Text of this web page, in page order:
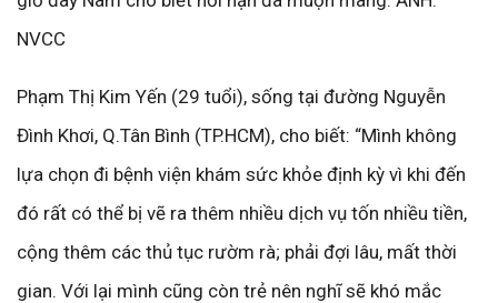
NVCC
Phạm Thị Kim Yến (29 tuổi), sống tại đường Nguyễn
Đình Khơi, Q.Tân Bình (TP.HCM), cho biết: “Mình không
lựa chọn đi bệnh viện khám sức khỏe định kỳ vì khi đến
đó rất có thể bị vẽ ra thêm nhiều dịch vụ tốn nhiều tiền,
cộng thêm các thủ tục rườm rà; phải đợi lâu, mất thời
gian. Với lại mình cũng còn trẻ nên nghĩ sẽ khó mắc